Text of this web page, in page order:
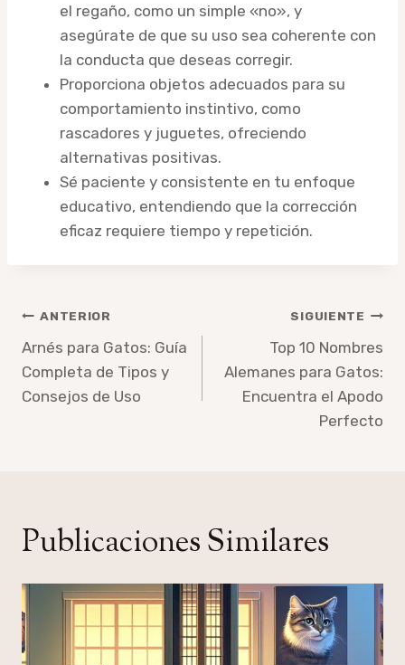
el regaño, como un simple «no», y
asegúrate de que su uso sea coherente con
la conducta que deseas corregir.
Proporciona objetos adecuados para su
comportamiento instintivo, como
rascadores y juguetes, ofreciendo
alternativas positivas.
Sé paciente y consistente en tu enfoque
educativo, entendiendo que la corrección
eficaz requiere tiempo y repetición.
Navegación
de
entradas
ANTERIOR
Arnés para Gatos: Guía
Completa de Tipos y
Consejos de Uso
SIGUIENTE
Top 10 Nombres
Alemanes para Gatos:
Encuentra el Apodo
Perfecto
Publicaciones Similares